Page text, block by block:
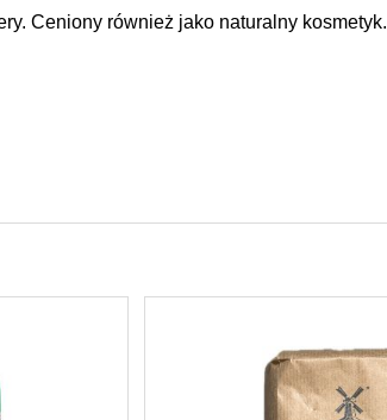
Ceniony również jako naturalny kosmetyk.